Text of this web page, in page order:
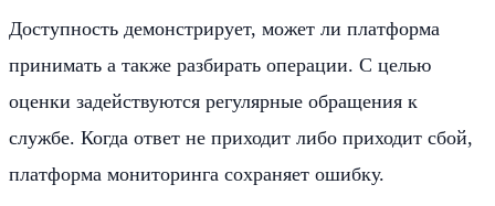
Доступность демонстрирует, может ли платформа
принимать а также разбирать операции. С целью
оценки задействуются регулярные обращения к
службе. Когда ответ не приходит либо приходит сбой,
платформа мониторинга сохраняет ошибку.